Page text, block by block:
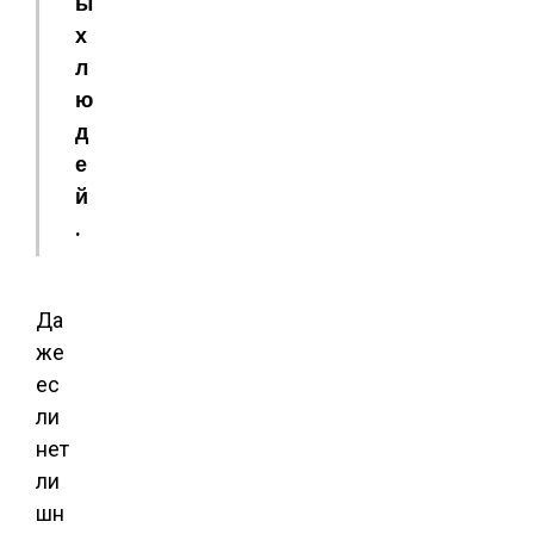
х
л
ю
д
е
й
.
Да
же
ес
ли
нет
ли
шн